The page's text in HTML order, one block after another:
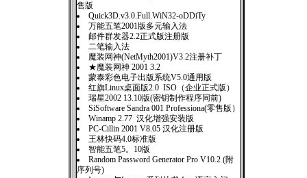
售版
Quick3D.v3.0.Full.WiN32-oDDiTy
万能五笔2001版多元输入法
邮件群发器2.2正式版注册版
二笔输入法
魔装网神(NetMyth2001)V3.2注册补丁
★魔装网神 2001 3.2
蒙泰彩色电子出版系统V5.0通用版
红旗Linux桌面版2.0 ISO（企业正式版）
瑞星2002 13.10版(密钥制作程序同前)
SiSoftware Sandra 001 Professiona(零售版）
Winamp 2.77 汉化增强安装版
PC-Cillin 2001 V8.05 汉化注册版
王林快码4.0标准版
智能五笔5。10版
Random Password Generator Pro V10.2 (附
序列号)